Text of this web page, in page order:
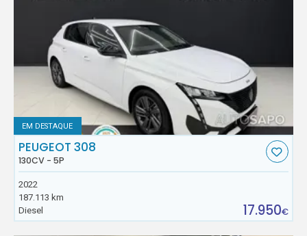
EM DESTAQUE
PEUGEOT 308
130CV - 5P
2022
187.113 km
Diesel
17.950€